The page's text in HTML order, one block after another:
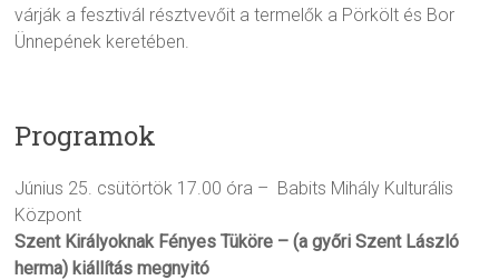
várják a fesztivál résztvevőit a termelők a Pörkölt és Bor
Ünnepének keretében.
Programok
Június 25. csütörtök 17.00 óra – Babits Mihály Kulturális
Központ
Szent Királyoknak Fényes Tüköre – (a győri Szent László
herma) kiállítás megnyitó